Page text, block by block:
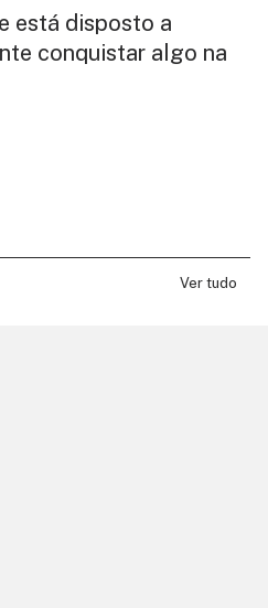
está disposto a
conquistar algo na
Ver tudo